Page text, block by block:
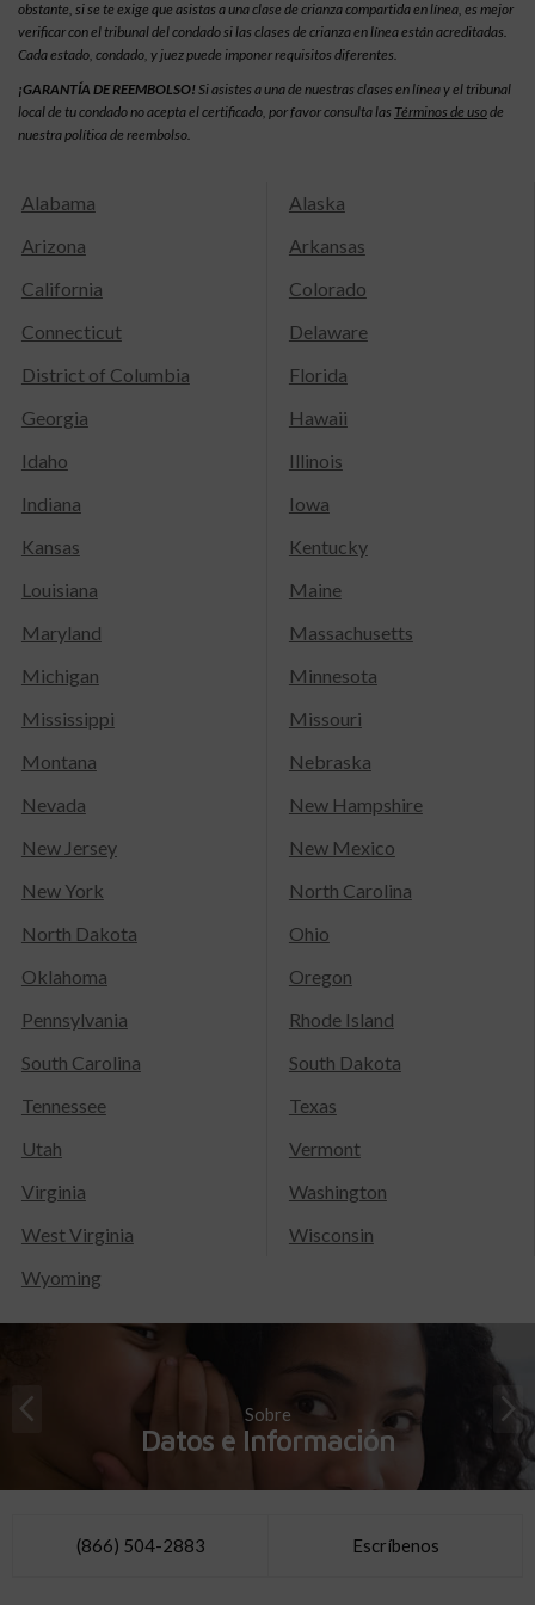
obstante, si se te exige que asistas a una clase de crianza compartida en línea, es mejor
verificar con el tribunal del condado si las clases de crianza en línea están acreditadas.
Cada estado, condado, y juez puede imponer requisitos diferentes.
¡GARANTÍA DE REEMBOLSO! Si asistes a una de nuestras clases en línea y el tribunal
local de tu condado no acepta el certificado, por favor consulta las Términos de usode
nuestra política de reembolso.
Alabama
Alaska
Arizona
Arkansas
California
Colorado
Connecticut
Delaware
District of Columbia
Florida
Georgia
Hawaii
Idaho
Illinois
Indiana
Iowa
Kansas
Kentucky
Louisiana
Maine
Maryland
Massachusetts
Michigan
Minnesota
Mississippi
Missouri
Montana
Nebraska
Nevada
New Hampshire
New Jersey
New Mexico
New York
North Carolina
North Dakota
Ohio
Oklahoma
Oregon
Pennsylvania
Rhode Island
South Carolina
South Dakota
Tennessee
Texas
Utah
Vermont
Virginia
Washington
West Virginia
Wisconsin
Wyoming
Sobre
Datos e Información
(866) 504-2883 Escríbenos